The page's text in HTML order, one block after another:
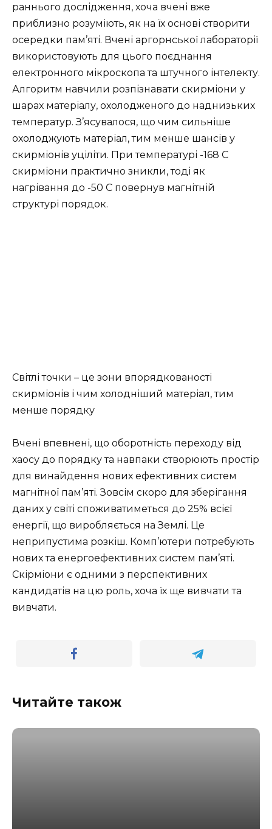
раннього дослідження, хоча вчені вже
приблизно розуміють, як на їх основі створити
осередки пам’яті. Вчені аргорнської лабораторії
використовують для цього поєднання
електронного мікроскопа та штучного інтелекту.
Алгоритм навчили розпізнавати скирміони у
шарах матеріалу, охолодженого до наднизьких
температур. З’ясувалося, що чим сильніше
охолоджують матеріал, тим менше шансів у
скирміонів уціліти. При температурі -168 C
скирміони практично зникли, тоді як
нагрівання до -50 C повернув магнітній
структурі порядок.
Світлі точки – це зони впорядкованості
скирміонів і чим холодніший матеріал, тим
менше порядку
Вчені впевнені, що оборотність переходу від
хаосу до порядку та навпаки створюють простір
для винайдення нових ефективних систем
магнітної пам’яті. Зовсім скоро для зберігання
даних у світі споживатиметься до 25% всієї
енергії, що виробляється на Землі. Це
неприпустима розкіш. Комп’ютери потребують
нових та енергоефективних систем пам’яті.
Скірміони є одними з перспективних
кандидатів на цю роль, хоча їх ще вивчати та
вивчати.
Читайте також